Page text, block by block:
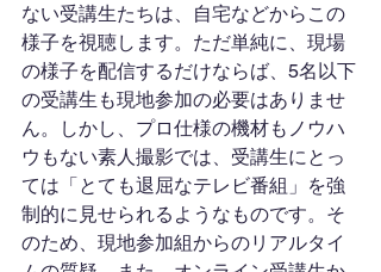
ない受講生たちは、自宅などからこの
様子を視聴します。ただ単純に、現場
の様子を配信するだけならば、5名以下
の受講生も現地参加の必要はありませ
ん。しかし、プロ仕様の機材もノウハ
ウもない素人撮影では、受講生にとっ
ては「とても退屈なテレビ番組」を強
制的に見せられるようなものです。そ
のため、現地参加組からのリアルタイ